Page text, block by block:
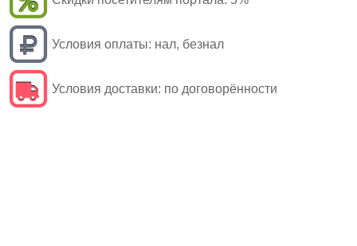
Условия оплаты: нал, безнал
Условия доставки: по договорённости